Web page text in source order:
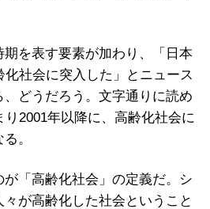
を表す要素が加わり、「日本
化社会に突入した」とニュース
どうだろう。文字通りに読め
2001年以降に、高齢化社会に
。
「高齢化社会」の定義だ。シ
が高齢化した社会ということ